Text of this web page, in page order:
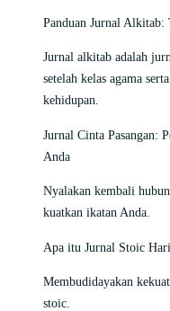
Panduan Jurnal
Jurnal alkitab adalah
setelah kelas agama
kehidupan.
Jurnal Cinta Pasangan:
Anda
Nyalakan kembali
kuatkan ikatan Anda.
Apa itu Jurnal Stoic
Membudidayakan
stoic.